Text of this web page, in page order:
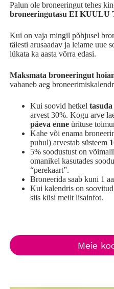
Palun ole broneeringut tehes
broneeringutasu EI
Kui on vaja mingil põhjusel
täiesti arusaadav ja leiame uue
lükata ka aasta võrra edasi.
Maksmata broneeringut
vabaneb aeg
Kui soovid hetkel
arvest 30%. Kogu arve
päeva enne ürituse
Kahe või enama
puhul) arvestab süsteem
5% soodustust on
omanikel kasutades
“perekaart”.
Broneerida saab kuni 1
Kui kalendris on
siis küsi meilt lisainfot.
Meie